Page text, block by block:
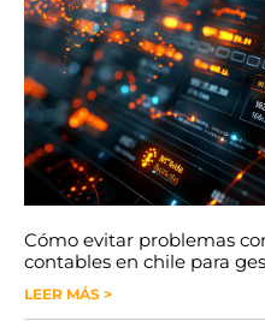
Cómo evitar problemas
contables en chile para
LEER MÁS >